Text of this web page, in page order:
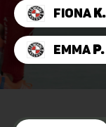
FionaK.
EmmaP.